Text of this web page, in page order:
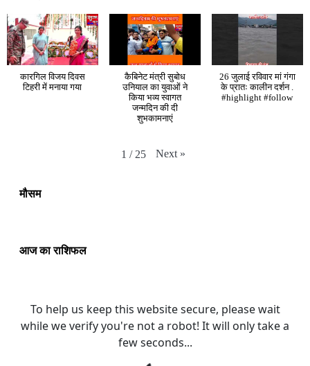
कारगिल विजय दिवस
टिहरी में मनाया गया
कैबिनेट मंत्री सुबोध
उनियाल का युवाओं ने
किया भव्य स्वागत
जन्मदिन की दी
शुभकामनाएं
26 जुलाई रविवार मां गंगा
के प्रातः कालीन दर्शन .
#highlight #follow
1 / 25 Next »
मौसम
आज का राशिफल